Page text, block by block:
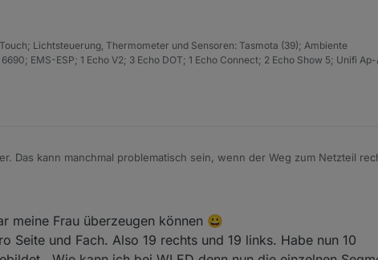
GND sind vom Netzteil frisch rein (also nicht vom alten Streifen). Wieso
Lichtsteuerung, Thermometer und Sensoren: Tasmota (39); Ambiente
EMS-ESP; 1 Echo V2; 3 Echo DOT; 1 Echo Connect; 2 Echo Show 5; Unifi Ap-
recht
meine Frau überzeugen können 😀
Seite und Fach. Also 19 rechts und 19 links. Habe nun 10